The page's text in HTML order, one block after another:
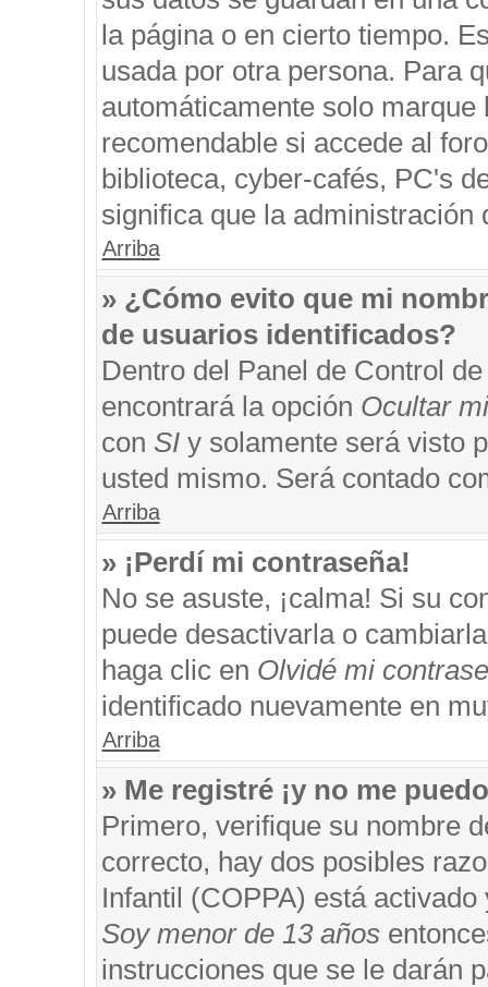
la página o en cierto tiempo.
usada por otra persona. Para
automáticamente solo
recomendable si accede al
biblioteca, cyber-cafés, PC's
significa que la administración
Arriba
» ¿Cómo evito que mi
de usuarios identificados?
Dentro del Panel de Control
encontrará la opción Ocultar
con SIy solamente será visto
usted mismo. Será contado
Arriba
» ¡Perdí mi contraseña!
No se asuste, ¡calma! Si su
puede desactivarla o
haga clic en Olvidé mi
identificado nuevamente en
Arriba
» Me registré ¡y no me
Primero, verifique su nombre
correcto, hay dos posibles
Infantil (COPPA) está
Soy menor de 13 años
instrucciones que se le darán